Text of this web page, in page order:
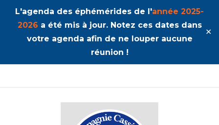
L'agenda des éphémérides de l'année 2025-
2026 a été mis à jour. Notez ces dates dans
votre agenda afin de ne louper aucune
réunion !
✕